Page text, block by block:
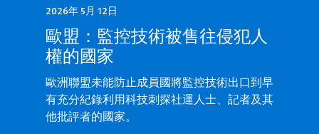
2026年 5月 12日
歐盟：監控技術被售往侵犯人
權的國家
歐洲聯盟未能防止成員國將監控技術出口到早
有充分紀錄利用科技刺探社運人士、記者及其
他批評者的國家。